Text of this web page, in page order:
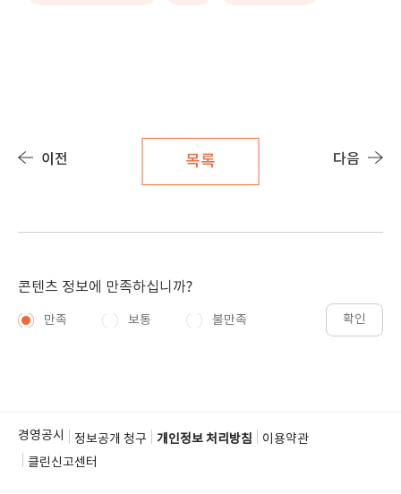
이전 목록 다음
콘텐츠 정보에 만족하십니까?
만족 보통 불만족 확인
경영공시 정보공개 청구 개인정보 처리방침
이용약관
클린신고센터